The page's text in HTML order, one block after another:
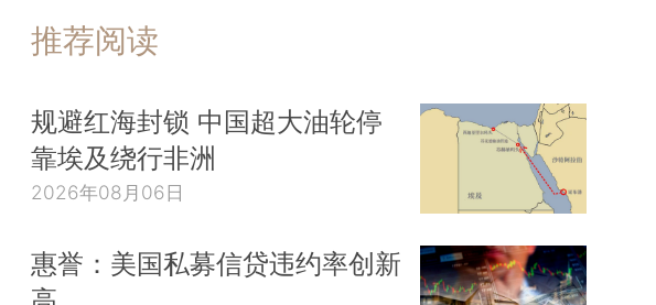
推荐阅读
规避红海封锁 中国超大油轮停
靠埃及绕行非洲
2026年08月06日
惠誉：美国私募信贷违约率创新